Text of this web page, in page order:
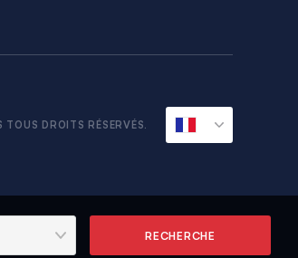
RECHERCHE
DROITS RÉSERVÉS.